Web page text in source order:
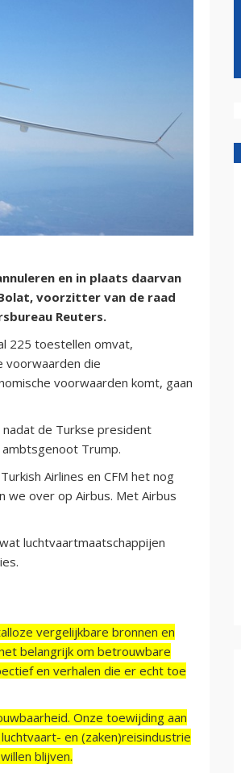
en in plaats daarvan
voorzitter van de raad
Reuters.
225 toestellen omvat,
voorwaarden die
voorwaarden komt, gaan
de Turkse president
Trump.
Airlines en CFM het nog
we over op Airbus. Met Airbus
luchtvaartmaatschappijen
vergelijkbare bronnen en
belangrijk om betrouwbare
en verhalen die er echt toe
Onze toewijding aan
en (zaken)reisindustrie
blijven.